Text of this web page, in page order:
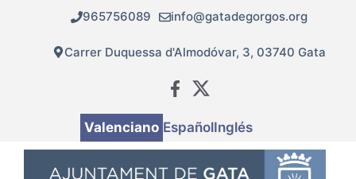
contingut
965756089 info@gatadegorgos.org
Carrer Duquessa d'Almodóvar, 3, 03740 Gata
Valenciano EspañolInglés